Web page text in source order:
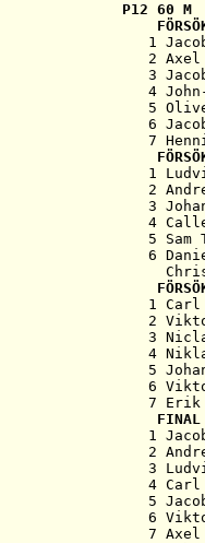
P12 60 M
1
2 Axel
3
4
5
6
7
1
2
3
4
5 Sam
6
1 Carl
2
3
4
5
6
7 Erik
FINAL
1
2
3
4 Carl
5
6
7 Axel